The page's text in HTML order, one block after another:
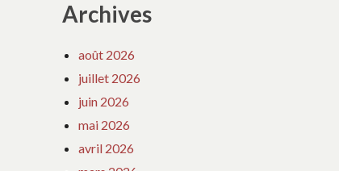
Archives
août 2026
juillet 2026
juin 2026
mai 2026
avril 2026